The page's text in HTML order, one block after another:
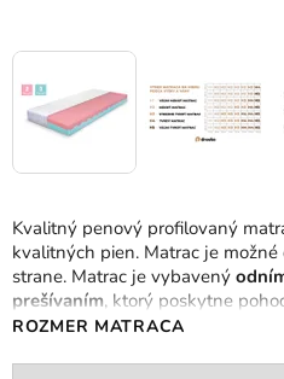
Kvalitný penový profilovaný
kvalitných pien. Matrac je
strane. Matrac je vybavený
prešívaním, ktorý poskytne
ROZMER MATRACA